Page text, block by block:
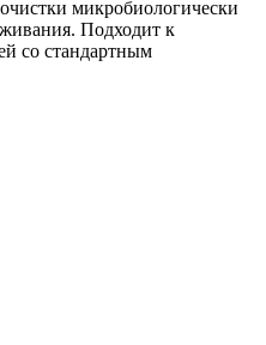
микробиологически
Подходит к
со стандартным